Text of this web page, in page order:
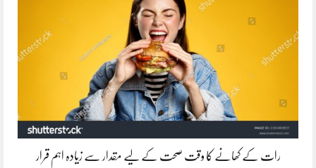
رات کے کھانے کا وقت صحت کے لیے مقدار سے زیادہ اہم قرار